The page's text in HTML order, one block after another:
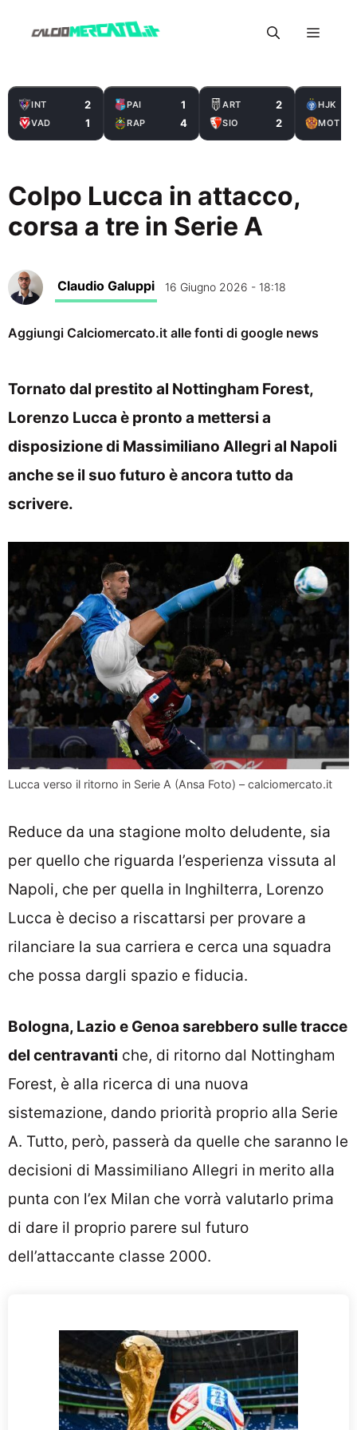
Menu
INT 2
VAD 1
PAI 1
RAP 4
ART 2
SIO 2
HJK
MOT
Colpo Lucca in attacco,
corsa a tre in Serie A
Claudio Galuppi 16 Giugno 2026 - 18:18
Aggiungi Calciomercato.it alle fonti di google news
Tornato dal prestito al Nottingham Forest,
Lorenzo Lucca è pronto a mettersi a
disposizione di Massimiliano Allegri al Napoli
anche se il suo futuro è ancora tutto da
scrivere.
Lucca verso il ritorno in Serie A (Ansa Foto) – calciomercato.it
Reduce da una stagione molto deludente, sia
per quello che riguarda l’esperienza vissuta al
Napoli, che per quella in Inghilterra, Lorenzo
Lucca è deciso a riscattarsi per provare a
rilanciare la sua carriera e cerca una squadra
che possa dargli spazio e fiducia.
Bologna, Lazio e Genoa sarebbero sulle tracce
del centravanti che, di ritorno dal Nottingham
Forest, è alla ricerca di una nuova
sistemazione, dando priorità proprio alla Serie
A. Tutto, però, passerà da quelle che saranno le
decisioni di Massimiliano Allegri in merito alla
punta con l’ex Milan che vorrà valutarlo prima
di dare il proprio parere sul futuro
dell’attaccante classe 2000.